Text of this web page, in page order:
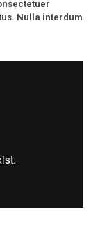
Nulla interdum